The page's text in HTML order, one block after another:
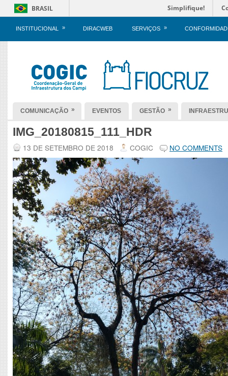
BRASIL Simplifique!
INSTITUCIONAL » DIRACWEB SERVIÇOS »
COMUNICAÇÃO » EVENTOS GESTÃO »
IMG_20180815_111_HDR
13 DE SETEMBRO DE 2018 COGIC NO COMMENTS